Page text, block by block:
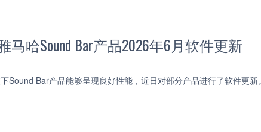
马哈Sound Bar产品2026年6月软件更新
Sound Bar产品能够呈现良好性能，近日对部分产品进行了软件更新。